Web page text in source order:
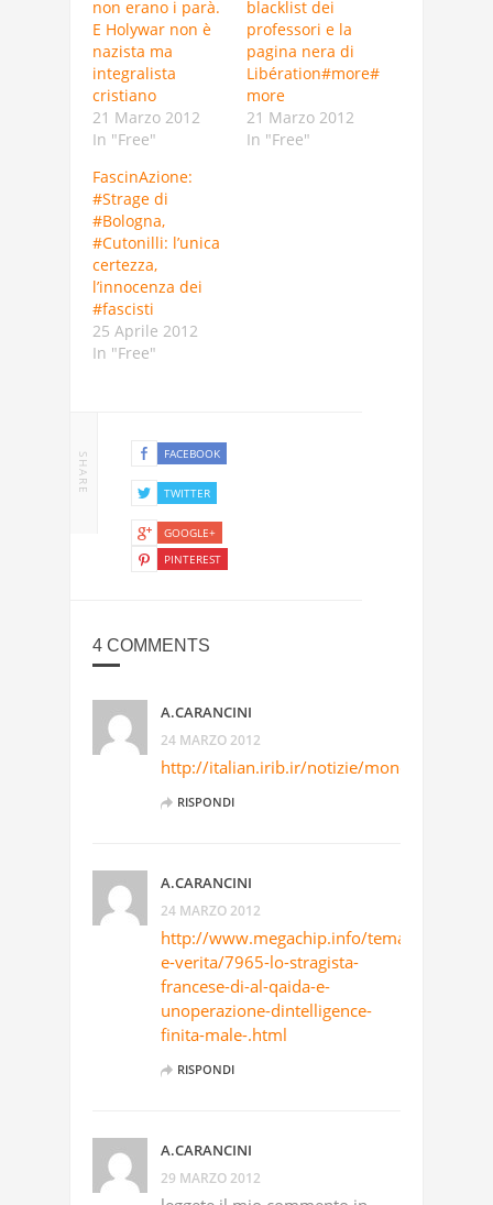
non erano i parà.
E Holywar non è
nazista ma
integralista
cristiano
21 Marzo 2012
In "Free"
blacklist dei
professori e la
pagina nera di
Libération#more#
more
21 Marzo 2012
In "Free"
FascinAzione:
#Strage di
#Bologna,
#Cutonilli: l’unica
certezza,
l’innocenza dei
#fascisti
25 Aprile 2012
In "Free"
SHARE FACEBOOK
TWITTER
GOOGLE+
PINTEREST
4 COMMENTS
A.CARANCINI
24 MARZO 2012
http://italian.irib.ir/notizie/mondo/item/
RISPONDI
A.CARANCINI
24 MARZO 2012
http://www.megachip.info/tematiche/
e-verita/7965-lo-stragista-
francese-di-al-qaida-e-
unoperazione-dintelligence-
finita-male-.html
RISPONDI
A.CARANCINI
29 MARZO 2012